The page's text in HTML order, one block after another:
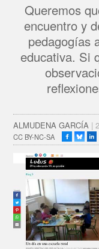
Queremos
encuentro y
pedagogías
educativa. Si
ALMUDENA GARCÍA |
CC BY-NC-SA